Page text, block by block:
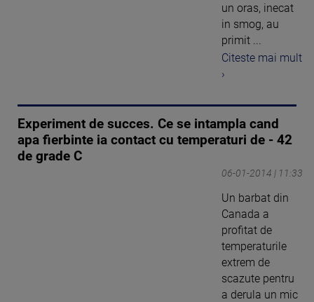
un oras, inecat
in smog, au
primit ...
Citeste mai mult
›
Experiment de succes. Ce se intampla cand
apa fierbinte ia contact cu temperaturi de - 42
de grade C
06-01-2014 | 11:33
Un barbat din
Canada a
profitat de
temperaturile
extrem de
scazute pentru
a derula un mic